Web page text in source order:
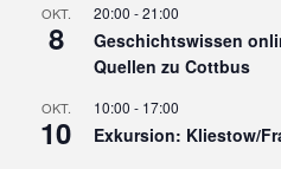
OKT.
8
20:00 -21:00
Geschichtswissen
Quellen zu Cottbus
OKT.
10
10:00 - 17:00
Exkursion: Kliestow/